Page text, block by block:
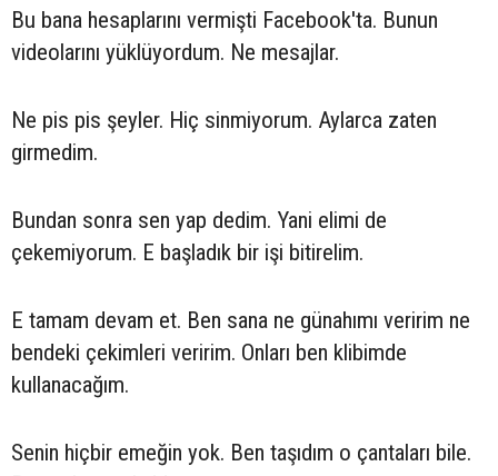
Bu bana hesaplarını vermişti Facebook'ta. Bunun
videolarını yüklüyordum. Ne mesajlar.
Ne pis pis şeyler. Hiç sinmiyorum. Aylarca zaten
girmedim.
Bundan sonra sen yap dedim. Yani elimi de
çekemiyorum. E başladık bir işi bitirelim.
E tamam devam et. Ben sana ne günahımı veririm ne
bendeki çekimleri veririm. Onları ben klibimde
kullanacağım.
Senin hiçbir emeğin yok. Ben taşıdım o çantaları bile.